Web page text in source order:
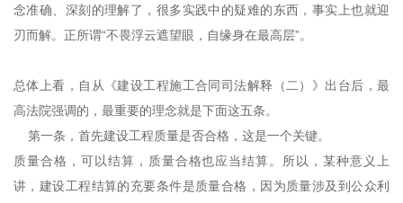
念准确、深刻的理解了，很多实践中的疑难的东西，事实上也就迎
刃而解。正所谓“不畏浮云遮望眼，自缘身在最高层”。
总体上看，自从《建设工程施工合同司法解释（二）》出台后，最
高法院强调的，最重要的理念就是下面这五条。
第一条，首先建设工程质量是否合格，这是一个关键。
质量合格，可以结算，质量合格也应当结算。所以，某种意义上
讲，建设工程结算的充要条件是质量合格，因为质量涉及到公众利